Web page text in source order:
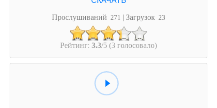
Прослушиваний 271 | Загрузок 23
Рейтинг: 3.3/5 (3 голосовало)